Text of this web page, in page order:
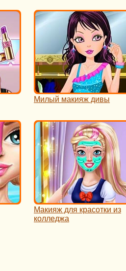
Милый макияж дивы
Макияж для красотки из
колледжа